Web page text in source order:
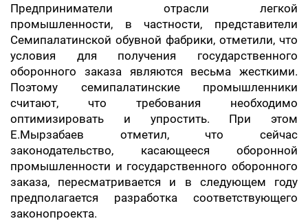
Предприниматели отрасли легкой
промышленности, в частности, представители
Семипалатинской обувной фабрики, отметили, что
условия для получения государственного
оборонного заказа являются весьма жесткими.
Поэтому семипалатинские промышленники
считают, что требования необходимо
оптимизировать и упростить. При этом
Е.Мырзабаев отметил, что сейчас
законодательство, касающееся оборонной
промышленности и государственного оборонного
заказа, пересматривается и в следующем году
предполагается разработка соответствующего
законопроекта.